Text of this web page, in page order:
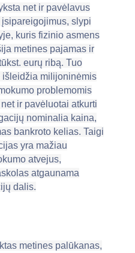
net ir pavėlavus
slypi
kuris fizinio asmens
metines pajamas ir
eurų ribą. Tuo
milijoninėmis
problemomis
ir pavėluotai atkurti
nominalia kaina,
bankroto kelias. Taigi
yra mažiau
atvejus,
atgaunama
dalis.
metines palūkanas,